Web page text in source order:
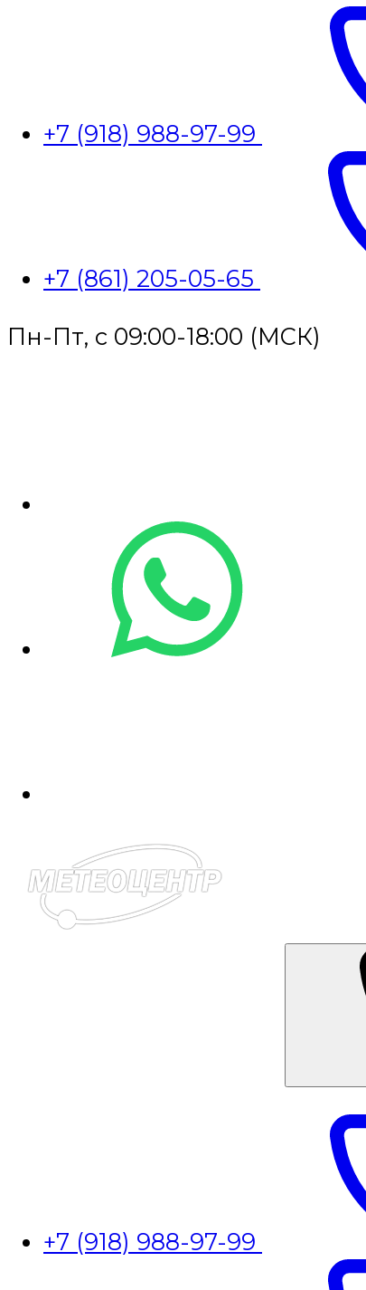
+7 (918) 988-97-99
+7 (861) 205-05-65
Пн-Пт, с 09:00-18:00 (МСК)
+7 (918) 988-97-99